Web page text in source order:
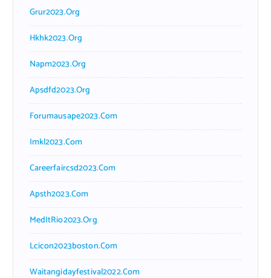
Grur2023.org
Hkhk2023.org
Napm2023.org
Apsdfd2023.org
Forumausape2023.com
Imkl2023.com
Careerfaircsd2023.com
Apsth2023.com
MedItRio2023.org
Lcicon2023boston.com
Waitangidayfestival2022.com